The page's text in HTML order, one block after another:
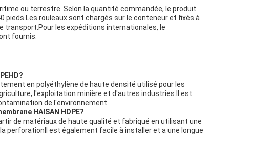
ou terrestre. Selon la quantité commandée, le produit
pieds.Les rouleaux sont chargés sur le conteneur et fixés à
transport.Pour les expéditions internationales, le
fournis.
en polyéthylène de haute densité utilisé pour les
l'exploitation minière et d'autres industries.Il est
de l'environnement.
HAISAN HDPE?
de matériaux de haute qualité et fabriqué en utilisant une
perforationIl est également facile à installer et a une longue